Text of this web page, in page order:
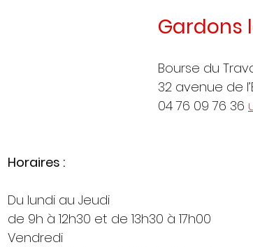
Gardons
Bourse du
32 avenue de
04 76 09 76 36
Horaires :
Du lundi au Jeudi
de 9h à 12h30 et de 13h30 à 17h00
Vendredi